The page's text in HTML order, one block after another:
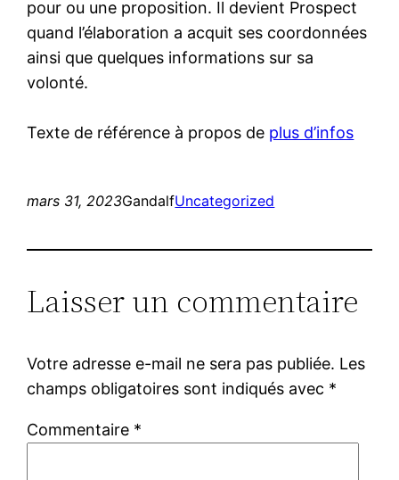
pour ou une proposition. Il devient Prospect
quand l’élaboration a acquit ses coordonnées
ainsi que quelques informations sur sa
volonté.
Texte de référence à propos de plus d’infos
mars 31, 2023GandalfUncategorized
Laisser un commentaire
Votre adresse e-mail ne sera pas publiée. Les
champs obligatoires sont indiqués avec *
Commentaire *